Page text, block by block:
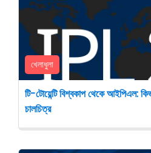
খেলাধুলা
টি-টোয়েন্টি বিশ্বকাপ থেকে আইপিএল:
চালচিত্র